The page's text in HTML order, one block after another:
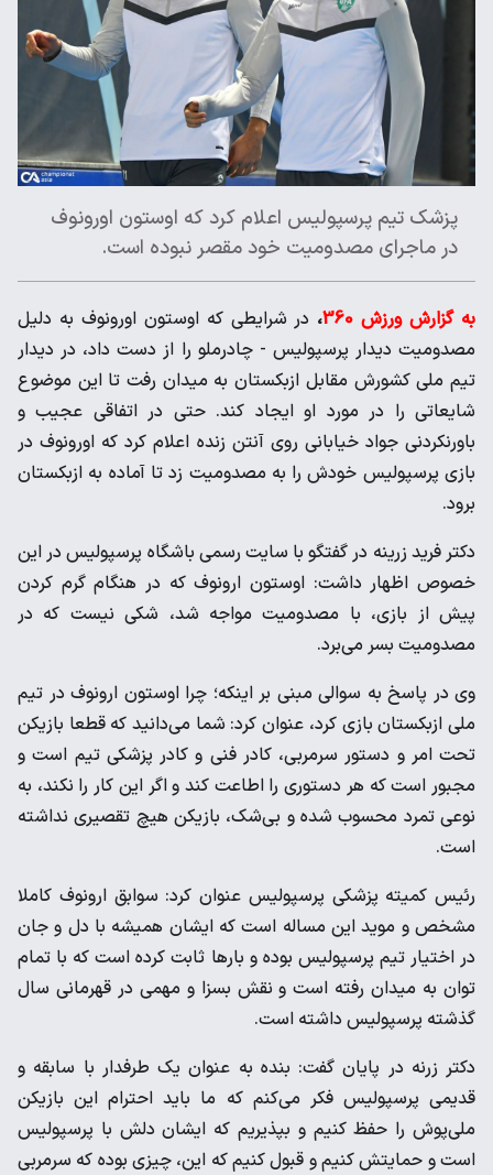
پزشک تیم پرسپولیس اعلام کرد که اوستون اورونوف
در ماجرای مصدومیت خود مقصر نبوده است.
به گزارش ورزش 360 ، در شرایطی که اوستون اورونوف به دلیل
مصدومیت دیدار پرسپولیس - چادرملو را از دست داد، در دیدار
تیم ملی کشورش مقابل ازبکستان به میدان رفت تا این موضوع
شایعاتی را در مورد او ایجاد کند. حتی در اتفاقی عجیب و
باورنکردنی جواد خیابانی روی آنتن زنده اعلام کرد که اورونوف در
بازی پرسپولیس خودش را به مصدومیت زد تا آماده به ازبکستان
برود.
دکتر فرید زرینه در گفتگو با سایت رسمی باشگاه پرسپولیس در این
خصوص اظهار داشت: اوستون ارونوف که در هنگام گرم کردن
پیش از بازی، با مصدومیت مواجه شد، شکی نیست که در
مصدومیت بسر می‌برد.
وی در پاسخ به سوالی مبنی بر اینکه؛ چرا اوستون ارونوف در تیم
ملی ازبکستان بازی کرد، عنوان کرد: شما می‌دانید که قطعا بازیکن
تحت امر و دستور سرمربی، کادر فنی و کادر پزشکی تیم است و
مجبور است که هر دستوری را اطاعت کند و اگر این کار را نکند، به
نوعی تمرد محسوب شده و بی‌شک، بازیکن هیچ تقصیری نداشته
است.
رئیس کمیته پزشکی پرسپولیس عنوان کرد: سوابق ارونوف کاملا
مشخص و موید این مساله است که ایشان همیشه با دل و جان
در اختیار تیم پرسپولیس بوده و بارها ثابت کرده است که با تمام
توان به میدان رفته است و نقش بسزا و مهمی در قهرمانی سال
گذشته پرسپولیس داشته است.
دکتر زرنه در پایان گفت: بنده به عنوان یک طرفدار با سابقه و
قدیمی پرسپولیس فکر می‌کنم که ما باید احترام این بازیکن
ملی‌پوش را حفظ کنیم و بپذیریم که ایشان دلش با پرسپولیس
است و حمایتش کنیم و قبول کنیم که این، چیزی بوده که سرمربی